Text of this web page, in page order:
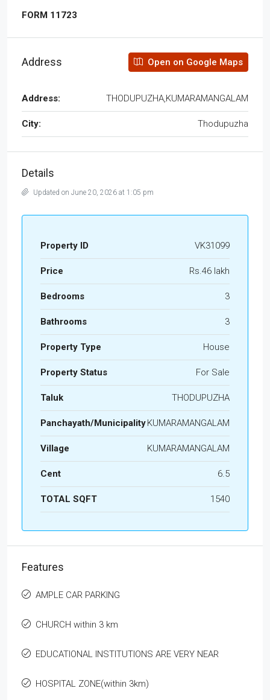
FORM 11723
Address Open on Google Maps
Address: THODUPUZHA,KUMARAMANGALAM
City: Thodupuzha
Details
Updated on June 20, 2026 at 1:05 pm
Property ID VK31099
Price Rs.46 lakh
Bedrooms 3
Bathrooms 3
Property Type House
Property Status For Sale
Taluk THODUPUZHA
Panchayath/MunicipalityKUMARAMANGALAM
Village KUMARAMANGALAM
Cent 6.5
TOTAL SQFT 1540
Features
AMPLE CAR PARKING
CHURCH within 3 km
EDUCATIONAL INSTITUTIONS ARE VERY NEAR
HOSPITAL ZONE(within 3km)